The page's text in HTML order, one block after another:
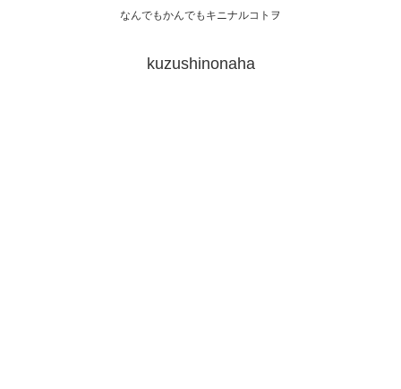
なんでもかんでもキニナルコトヲ
kuzushinonaha